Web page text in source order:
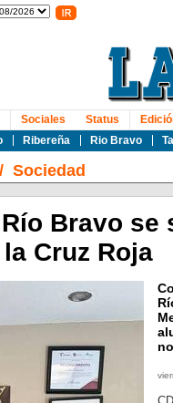
Ribereña Rio Bravo
Sociales Status
Sociedad
Río Bravo
Cruz Roja